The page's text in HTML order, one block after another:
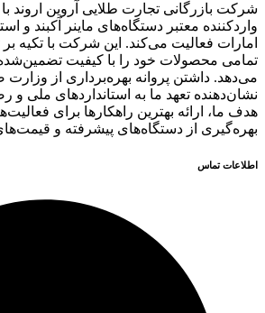
شرکت بازرگانی تجارت طلایی آروین اروند با
واردکننده معتبر دستگاه‌های ماینر آکبند و
امارات فعالیت می‌کند. این شرکت با تکیه
تمامی محصولات خود را با کیفیت تضمین‌شده
می‌دهد. داشتن پروانه بهره‌برداری از وزارت
نشان‌دهنده تعهد ما به استانداردهای ملی
هدف ما، ارائه بهترین راهکارها برای
بهره‌گیری از دستگاه‌های پیشرفته و
اطلاعات تماس